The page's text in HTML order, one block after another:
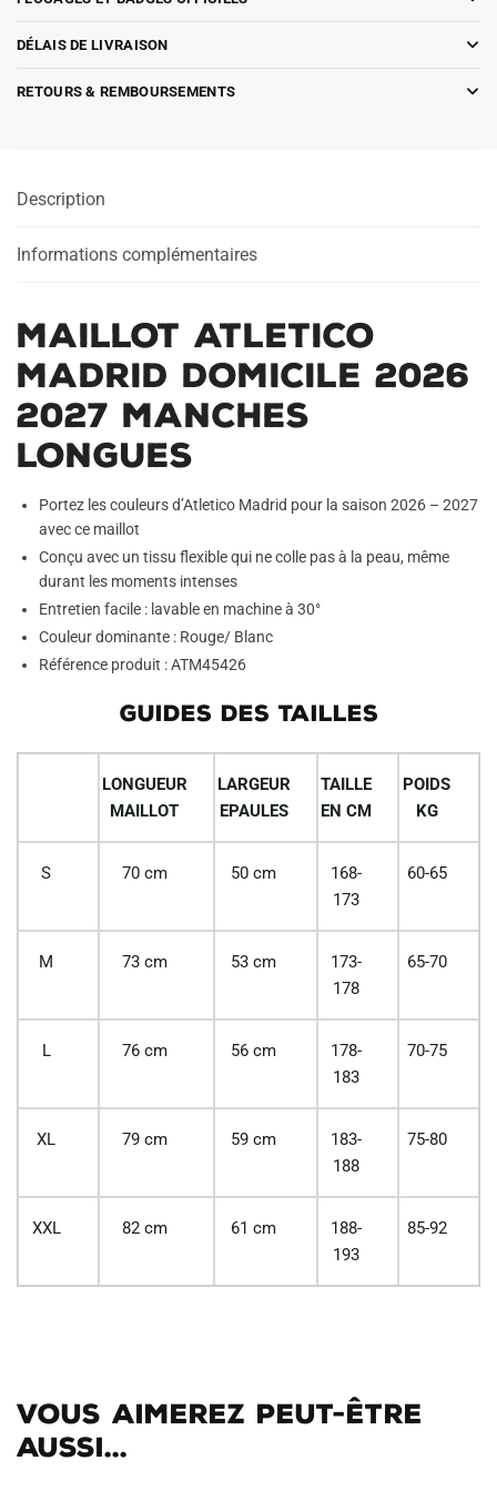
DÉLAIS DE LIVRAISON
RETOURS & REMBOURSEMENTS
Description
Informations complémentaires
Maillot Atletico
Madrid Domicile 2026
2027 Manches
Longues
Portez les couleurs d’Atletico Madrid pour la saison 2026 – 2027
avec ce maillot
Conçu avec un tissu flexible qui ne colle pas à la peau, même
durant les moments intenses
Entretien facile : lavable en machine à 30°
Couleur dominante : Rouge/ Blanc
Référence produit : ATM45426
GUIDES DES TAILLES
LONGUEUR
MAILLOT
LARGEUR
EPAULES
TAILLE
EN CM
POIDS
KG
S 70 cm 50 cm
168-
173
60-65
M 73 cm 53 cm
173-
178
65-70
L 76 cm 56 cm
178-
183
70-75
XL 79 cm 59 cm
183-
188
75-80
XXL 82 cm 61 cm
188-
193
85-92
Vous aimerez peut-être
aussi...